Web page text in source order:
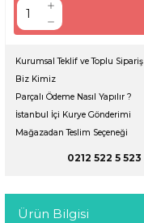
Kurumsal Teklif ve Toplu Sipariş
Biz Kimiz
Parçalı Ödeme Nasıl Yapılır ?
İstanbul İçi Kurye Gönderimi
Mağazadan Teslim Seçeneği
0212 522 5 523
Ürün Bilgisi